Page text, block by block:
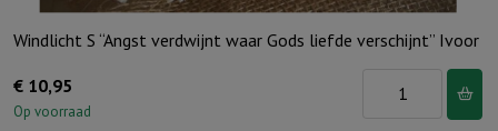
Windlicht S “Angst verdwijnt waar Gods liefde verschijnt” Ivoor
€ 10,95
Op voorraad
Windlicht